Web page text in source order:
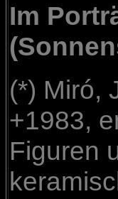
Im
(*) Miró,
+1983,
Figuren